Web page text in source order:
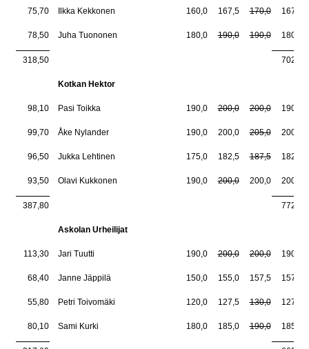
75,70 Ilkka Kekkonen 160,0 167,5 170,0 167,5
78,50 Juha Tuononen 180,0 190,0 190,0 180,0
318,50 702,5
Kotkan Hektor
98,10 Pasi Toikka 190,0 200,0 200,0 190,0
99,70 Åke Nylander 190,0 200,0 205,0 200,0
96,50 Jukka Lehtinen 175,0 182,5 187,5 182,5
93,50 Olavi Kukkonen 190,0 200,0 200,0 200,0
387,80 772,5
Askolan Urheilijat
113,30 Jari Tuutti 190,0 200,0 200,0 190,0
68,40 Janne Jäppilä 150,0 155,0 157,5 157,5
55,80 Petri Toivomäki 120,0 127,5 130,0 127,5
80,10 Sami Kurki 180,0 185,0 190,0 185,0